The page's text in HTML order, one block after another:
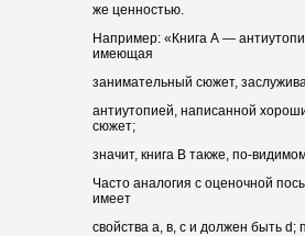
же ценностью.
Например: «Книга А —
имеющая
занимательный сюжет,
антиутопией, написанной
сюжет;
значит, книга В также, по-
Часто аналогия с оценочной
имеет
свойства а, в, с и должен быть d;